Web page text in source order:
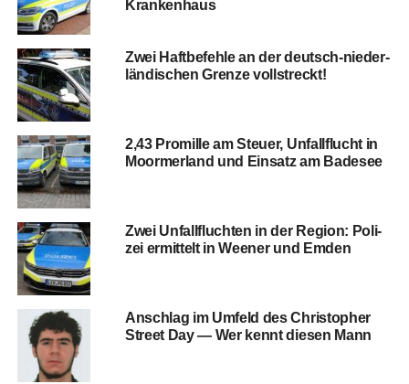
Krankenhaus
Zwei Haft­be­feh­le an der deutsch-nie­der­
län­di­schen Gren­ze vollstreckt!
2,43 Pro­mil­le am Steu­er, Unfall­flucht in
Moorm­er­land und Ein­satz am Badesee
Zwei Unfall­fluch­ten in der Regi­on: Poli­
zei ermit­telt in Wee­ner und Emden
Anschlag im Umfeld des Chris­to­pher
Street Day — Wer kennt die­sen Mann